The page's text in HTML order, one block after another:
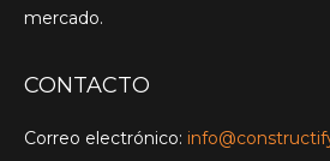
mercado.
CONTACTO
Correo electrónico: